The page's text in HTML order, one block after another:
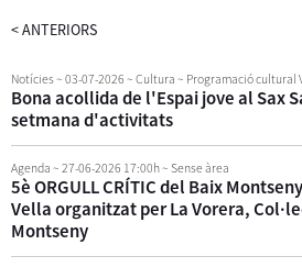
<ANTERIORS
Notícies~ 03-07-2026 ~ Cultura ~ Programació cultural
Bona acollida de l'Espai jove al Sax
setmana d'activitats
Agenda ~ 27-06-2026 17:00h~ Sense àrea
5è ORGULL CRÍTIC del Baix
Vella organitzat per La Vorera,
Montseny